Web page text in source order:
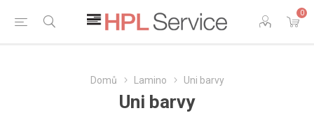
0
Domů Lamino Uni barvy
Uni barvy